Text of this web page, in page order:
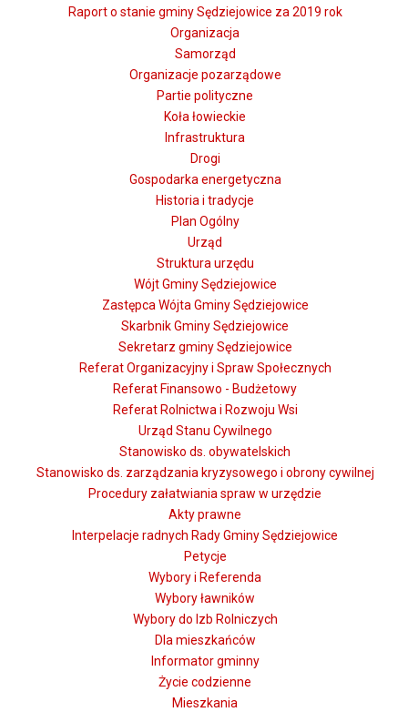
Raport o stanie gminy Sędziejowice za 2019 rok
Organizacja
Samorząd
Organizacje pozarządowe
Partie polityczne
Koła łowieckie
Infrastruktura
Drogi
Gospodarka energetyczna
Historia i tradycje
Plan Ogólny
Urząd
Struktura urzędu
Wójt Gminy Sędziejowice
Zastępca Wójta Gminy Sędziejowice
Skarbnik Gminy Sędziejowice
Sekretarz gminy Sędziejowice
Referat Organizacyjny i Spraw Społecznych
Referat Finansowo - Budżetowy
Referat Rolnictwa i Rozwoju Wsi
Urząd Stanu Cywilnego
Stanowisko ds. obywatelskich
Stanowisko ds. zarządzania kryzysowego i obrony cywilnej
Procedury załatwiania spraw w urzędzie
Akty prawne
Interpelacje radnych Rady Gminy Sędziejowice
Petycje
Wybory i Referenda
Wybory ławników
Wybory do Izb Rolniczych
Dla mieszkańców
Informator gminny
Życie codzienne
Mieszkania